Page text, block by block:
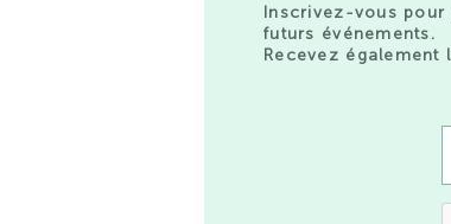
Inscrivez-vous pour
futurs événements.
Recevez